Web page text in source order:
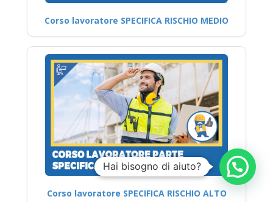
Corso lavoratore SPECIFICA RISCHIO MEDIO
Corso lavoratore SPECIFICA RISCHIO ALTO